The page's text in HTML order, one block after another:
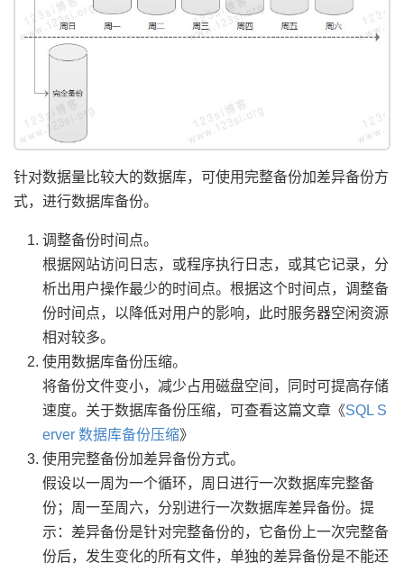
针对数据量比较大的数据库，可使用完整备份加差异备份方
式，进行数据库备份。
调整备份时间点。
根据网站访问日志，或程序执行日志，或其它记录，分
析出用户操作最少的时间点。根据这个时间点，调整备
份时间点，以降低对用户的影响，此时服务器空闲资源
相对较多。
使用数据库备份压缩。
将备份文件变小，减少占用磁盘空间，同时可提高存储
速度。关于数据库备份压缩，可查看这篇文章《SQL S
erver 数据库备份压缩》
使用完整备份加差异备份方式。
假设以一周为一个循环，周日进行一次数据库完整备
份；周一至周六，分别进行一次数据库差异备份。提
示：差异备份是针对完整备份的，它备份上一次完整备
份后，发生变化的所有文件，单独的差异备份是不能还